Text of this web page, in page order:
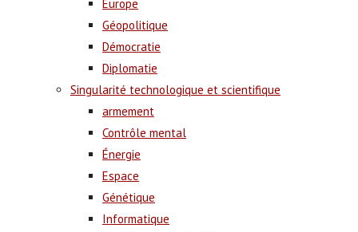
Europe
Géopolitique
Démocratie
Diplomatie
Singularité technologique et scientifique
armement
Contrôle mental
Énergie
Espace
Génétique
Informatique